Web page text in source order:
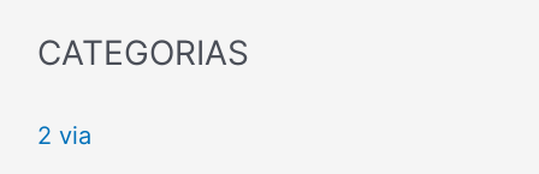
q
i
CATEGORIAS
2 via